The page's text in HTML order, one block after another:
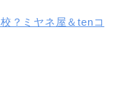
？ミヤネ屋＆tenコ